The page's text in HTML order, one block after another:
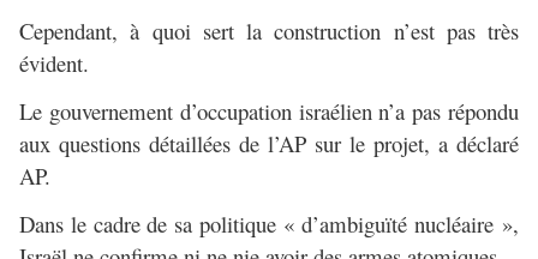
Cependant, à quoi sert la construction n’est pas très
évident.
Le gouvernement d’occupation israélien n’a pas répondu
aux questions détaillées de l’AP sur le projet, a déclaré
AP.
Dans le cadre de sa politique « d’ambiguïté nucléaire »,